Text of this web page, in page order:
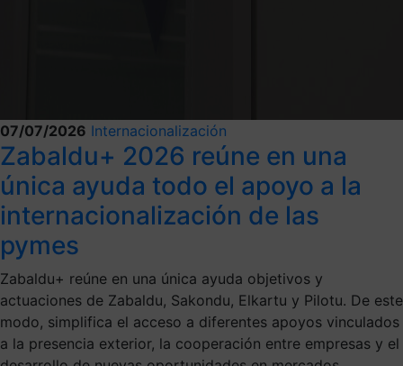
07/07/2026 Internacionalización
Zabaldu+ 2026 reúne en una
única ayuda todo el apoyo a la
internacionalización de las
pymes
Zabaldu+ reúne en una única ayuda objetivos y
actuaciones de Zabaldu, Sakondu, Elkartu y Pilotu. De este
modo, simplifica el acceso a diferentes apoyos vinculados
a la presencia exterior, la cooperación entre empresas y el